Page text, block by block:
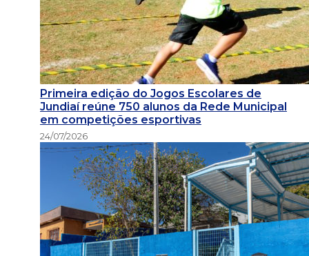
Primeira edição do Jogos Escolares de
Jundiaí reúne 750 alunos da Rede Municipal
em competições esportivas
24/07/2026